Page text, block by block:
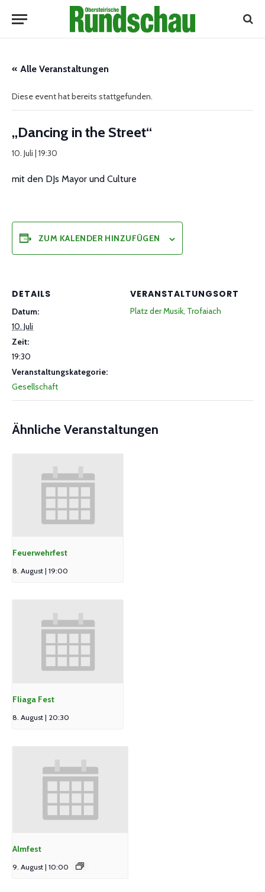
« Alle Veranstaltungen
Diese event hat bereits stattgefunden.
„Dancing in the Street“
10. Juli | 19:30
mit den DJs Mayor und Culture
ZUM KALENDER HINZUFÜGEN
DETAILS
Datum:
10. Juli
Zeit:
19:30
Veranstaltungskategorie:
Gesellschaft
VERANSTALTUNGSORT
Platz der Musik, Trofaiach
Ähnliche Veranstaltungen
Feuerwehrfest
8. August | 19:00
Fliaga Fest
8. August | 20:30
Almfest
9. August | 10:00